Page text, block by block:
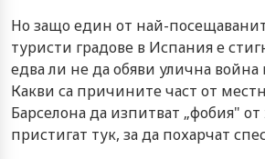
Но защо един от най-
туристи градове в Испания е
едва ли не да обяви улична война
Какви са причините част от
Барселона да изпитват „фобия" от
пристигат тук, за да похарчат